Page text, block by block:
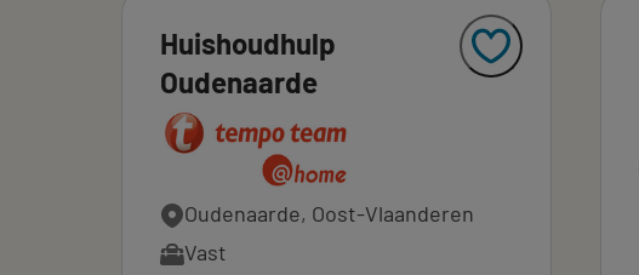
Huishoudhulp
Oudenaarde
Oudenaarde, Oost-Vlaanderen
Vast